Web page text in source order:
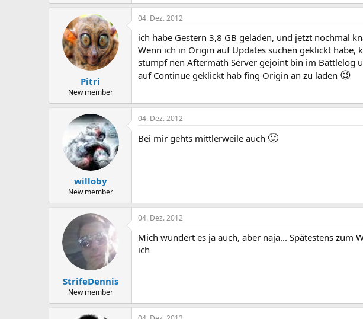
Pitri
New member
04. Dez. 2012
ich habe Gestern 3,8 GB geladen, und jetzt nochmal
Wenn ich in Origin auf Updates suchen geklickt habe,
stumpf nen Aftermath Server gejoint bin im Battlelog
auf Continue geklickt hab fing Origin an zu laden 😉
willoby
New member
04. Dez. 2012
Bei mir gehts mittlerweile auch 🙂
StrifeDennis
New member
04. Dez. 2012
Mich wundert es ja auch, aber naja... Spätestens
ich